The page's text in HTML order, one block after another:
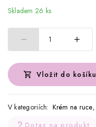
Skladem 26 ks
1
Vložit do košíku
V kategoriích: Krém na ruce,